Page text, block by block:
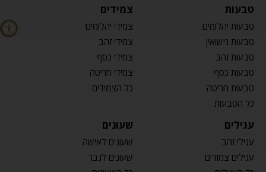
טבעות
טבעות יהלומים
טבעות נישואין
טבעות זהב
טבעות כסף
טבעות חריטה
כל הטבעות
צמידים
צמידי יהלומים
צמידי זהב
צמידי כסף
צמידי חריטה
כל הצמידים
עגילים
עגילי זהב
עגילים צמודים
שעונים
שעונים לאישה
שעונים לגבר